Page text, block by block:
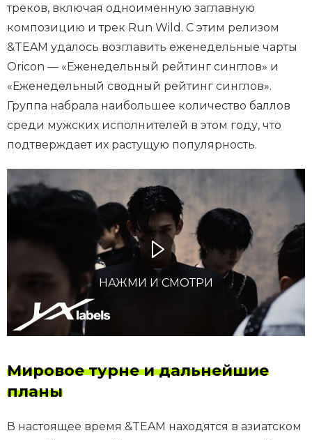
треков, включая одноименную заглавную
композицию и трек Run Wild. С этим релизом
&TEAM удалось возглавить еженедельные чарты
Oricon — «Еженедельный рейтинг синглов» и
«Еженедельный сводный рейтинг синглов».
Группа набрала наибольшее количество баллов
среди мужских исполнителей в этом году, что
подтверждает их растущую популярность.
НАЖМИ И СМОТРИ
Мировое турне и дальнейшие
планы
В настоящее время &TEAM находятся в азиатском